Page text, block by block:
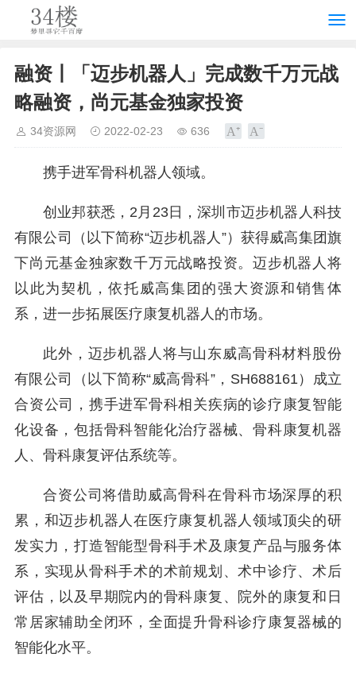
融资丨「迈步机器人」完成数千万元战
略融资，尚元基金独家投资
34资源网 2022-02-23 636
携手进军骨科机器人领域。
创业邦获悉，2月23日，深圳市迈步机器人科技
有限公司（以下简称“迈步机器人”）获得威高集团旗
下尚元基金独家数千万元战略投资。迈步机器人将
以此为契机，依托威高集团的强大资源和销售体
系，进一步拓展医疗康复机器人的市场。
此外，迈步机器人将与山东威高骨科材料股份
有限公司（以下简称“威高骨科”，SH688161）成立
合资公司，携手进军骨科相关疾病的诊疗康复智能
化设备，包括骨科智能化治疗器械、骨科康复机器
人、骨科康复评估系统等。
合资公司将借助威高骨科在骨科市场深厚的积
累，和迈步机器人在医疗康复机器人领域顶尖的研
发实力，打造智能型骨科手术及康复产品与服务体
系，实现从骨科手术的术前规划、术中诊疗、术后
评估，以及早期院内的骨科康复、院外的康复和日
常居家辅助全闭环，全面提升骨科诊疗康复器械的
智能化水平。